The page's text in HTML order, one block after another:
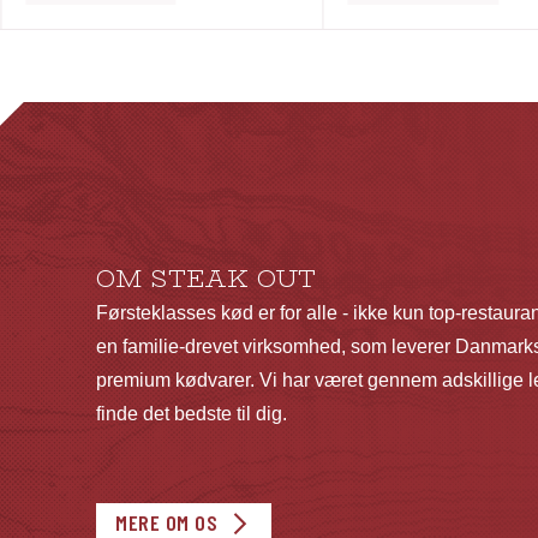
OM STEAK OUT
Førsteklasses kød er for alle - ikke kun top-
en familie-drevet virksomhed, som leverer
premium kødvarer. Vi har været gennem adskillige
finde det bedste til dig.
MERE OM OS